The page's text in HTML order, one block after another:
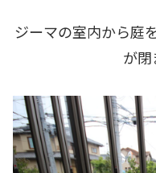
ジーマの室内から庭
が閉